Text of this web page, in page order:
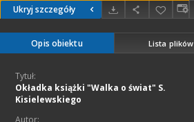
Ukryj szczegóły
Opis obiektu Lista plików
Tytuł:
Okładka książki "Walka o świat" S.
Kisielewskiego